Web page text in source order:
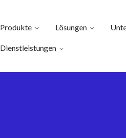
Produkte Lösungen
Dienstleistungen